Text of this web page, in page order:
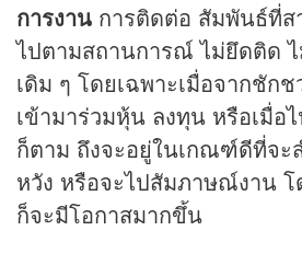
การงาน การติดต่อ สัมพันธ์ที่ส
ไปตามสถานการณ์ ไม่ยึดติด
เดิม ๆ โดยเฉพาะเมื่อจากชัก
เข้ามาร่วมหุ้น ลงทุน หรือเมื่
ก็ตาม ถึงจะอยู่ในเกณฑ์ดีที่จะ
หวัง หรือจะไปสัมภาษณ์งาน โ
ก็จะมีโอกาสมากขึ้น